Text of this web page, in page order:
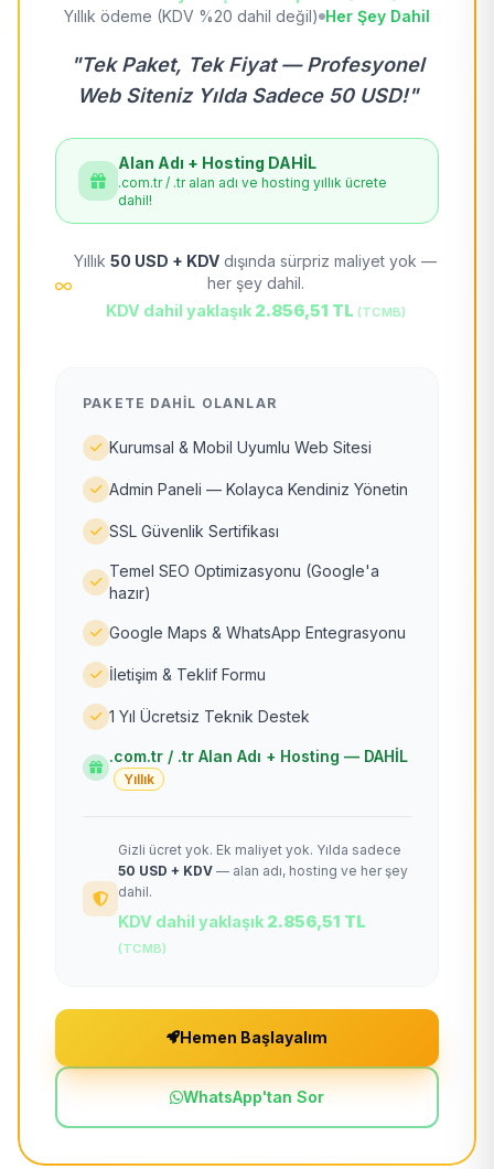
Yıllık ödeme (KDV %20 dahil değil) Her Şey Dahil
"Tek Paket, Tek Fiyat — Profesyonel
Web Siteniz Yılda Sadece 50 USD!"
Alan Adı + Hosting DAHİL
.com.tr / .tr alan adı ve hosting yıllık ücrete
dahil!
Yıllık 50 USD + KDV dışında sürpriz maliyet yok —
her şey dahil.
KDV dahil yaklaşık 2.856,51 TL (TCMB)
PAKETE DAHIL OLANLAR
Kurumsal & Mobil Uyumlu Web Sitesi
Admin Paneli — Kolayca Kendiniz Yönetin
SSL Güvenlik Sertifikası
Temel SEO Optimizasyonu (Google'a
hazır)
Google Maps & WhatsApp Entegrasyonu
İletişim & Teklif Formu
1 Yıl Ücretsiz Teknik Destek
.com.tr / .tr Alan Adı + Hosting — DAHİL
Yıllık
Gizli ücret yok. Ek maliyet yok. Yılda sadece
50 USD + KDV — alan adı, hosting ve her şey
dahil.
KDV dahil yaklaşık 2.856,51 TL
(TCMB)
Hemen Başlayalım
WhatsApp'tan Sor